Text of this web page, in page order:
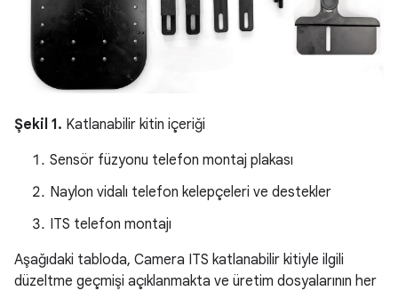
Şekil 1. Katlanabilir kitin içeriği
Sensör füzyonu telefon montaj plakası
Naylon vidalı telefon kelepçeleri ve destekler
ITS telefon montajı
Aşağıdaki tabloda, Camera ITS katlanabilir kitiyle ilgili
düzeltme geçmişi açıklanmakta ve üretim dosyalarının her